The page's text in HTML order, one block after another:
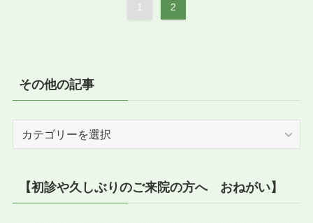
1 2
その他の記事
【初診や久しぶりのご来院の方へ おねがい】